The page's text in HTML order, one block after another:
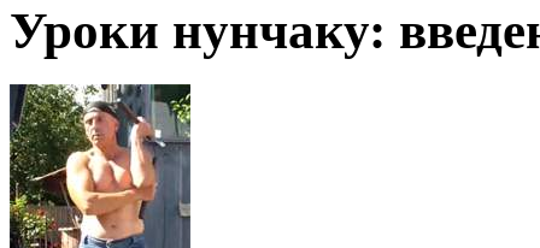
Уроки нунчаку: